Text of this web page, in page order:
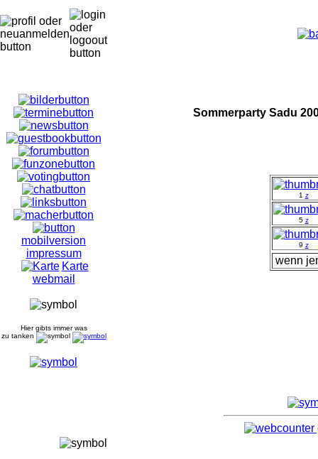
mobilversion
impressum
Karte
webmail
Hier gibts immer was
zu tanken
Sommerparty Sadu
1 z
5 z
9 z
wenn